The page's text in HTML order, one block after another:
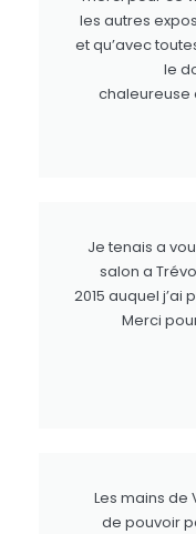
les autres
et qu’avec
le
chaleureuse
Je tenais a
salon a
2015 auquel
Merci
Les mains de
de pouvoir